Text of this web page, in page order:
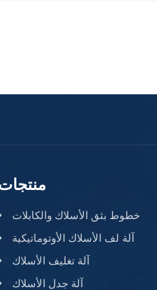
خطوط بثق الأسلاك والكابلات
آلة لف الأسلاك الأوتوماتيكية
آلة تغليف الأسلاك
آلة جدل الأسلاك